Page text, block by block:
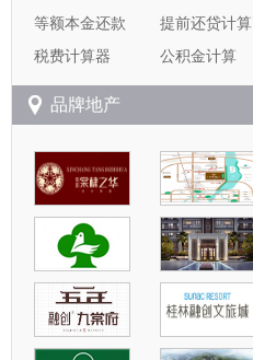
等额本金还款
提前还贷计算
税费计算器
公积金计算
品牌地产